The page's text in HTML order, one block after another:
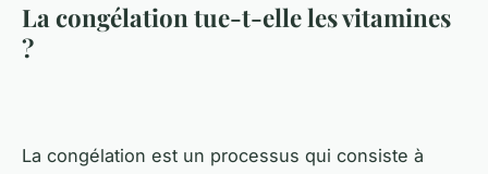
La congélation tue-t-elle les vitamines
?
La congélation est un processus qui consiste à